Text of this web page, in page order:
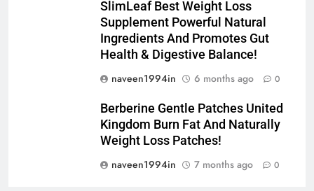
SlimLeaf Best Weight Loss
Supplement Powerful Natural
Ingredients And Promotes Gut
Health & Digestive Balance!
naveen1994in
6 months ago 0
Berberine Gentle Patches United
Kingdom Burn Fat And Naturally
Weight Loss Patches!
naveen1994in
7 months ago 0